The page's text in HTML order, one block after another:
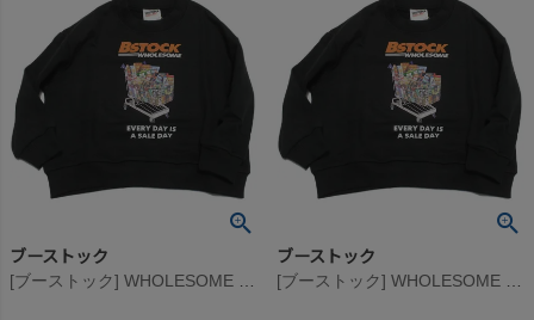
ブーストック ブーストック